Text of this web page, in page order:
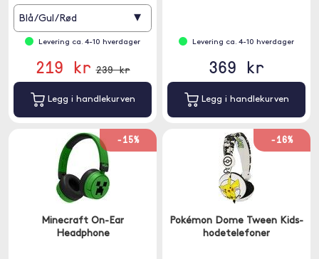
Blå/Gul/Rød ▾
Levering ca. 4-10 hverdager
219 kr 239 kr
Legg i handlekurven
Levering ca. 4-10 hverdager
369 kr
Legg i handlekurven
-15%
Minecraft On-Ear
Headphone
-16%
Pokémon Dome Tween Kids-
hodetelefoner